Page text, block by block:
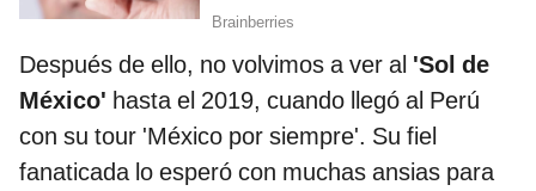
Después de ello, no volvimos a ver al 'Sol de
México' hasta el 2019, cuando llegó al Perú
con su tour 'México por siempre'. Su fiel
fanaticada lo esperó con muchas ansias para